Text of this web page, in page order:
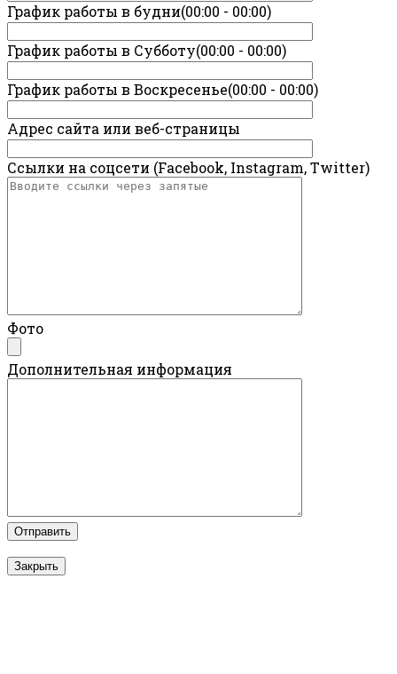
График работы в будни(00:00 - 00:00)
График работы в Субботу(00:00 - 00:00)
График работы в Воскресенье(00:00 - 00:00)
Адрес сайта или веб-страницы
Ссылки на соцсети (Facebook, Instagram, Twitter)
Фото
Дополнительная информация
Закрыть